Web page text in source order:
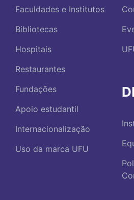
Faculdades e Institutos
Bibliotecas
Hospitais
Restaurantes
Fundações
Apoio estudantil
Internacionalização
Uso da marca UFU